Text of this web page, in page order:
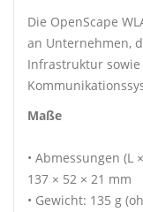
Die OpenScape
an Unternehmen,
Infrastruktur sowie
Maße
• Abmessungen (L
137 × 52 × 21 mm
• Gewicht: 135 g